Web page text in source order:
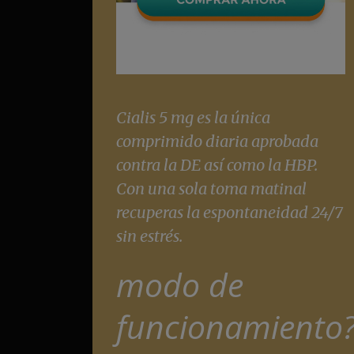
Cialis 5 mg es la única
comprimido diaria aprobada
contra la DE así como la HBP.
Con una sola toma matinal
recuperas la espontaneidad 24/7
sin estrés.
modo de